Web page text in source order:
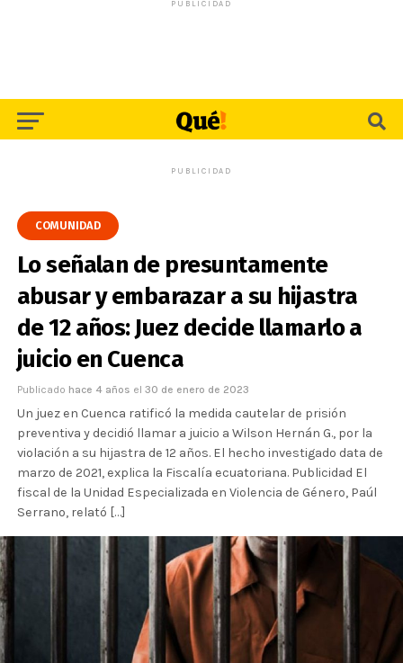
PUBLICIDAD
PUBLICIDAD
COMUNIDAD
Lo señalan de presuntamente
abusar y embarazar a su hijastra
de 12 años: Juez decide llamarlo a
juicio en Cuenca
Publicado hace 4 años el 30 de enero de 2023
Un juez en Cuenca ratificó la medida cautelar de prisión
preventiva y decidió llamar a juicio a Wilson Hernán G., por la
violación a su hijastra de 12 años. El hecho investigado data de
marzo de 2021, explica la Fiscalía ecuatoriana. Publicidad El
fiscal de la Unidad Especializada en Violencia de Género, Paúl
Serrano, relató […]